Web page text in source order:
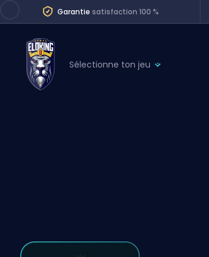
Garantie satisfaction 100 %
Sélectionne ton jeu
Path of Exile 2